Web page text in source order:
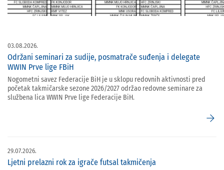
03.08.2026.
Održani seminari za sudije, posmatrače suđenja i delegate
WWIN Prve lige FBiH
Nogometni savez Federacije BiH je u sklopu redovnih aktivnosti pred
početak takmičarske sezone 2026/2027 održao redovne seminare za
službena lica WWIN Prve lige Federacije BiH.
arrow_forward
29.07.2026.
Ljetni prelazni rok za igrače futsal takmičenja